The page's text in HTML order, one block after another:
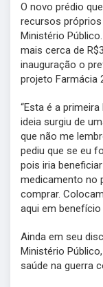
O novo prédio
recursos
Ministério
mais cerca de
inauguração o
projeto Farmácia
“Esta é a
ideia surgiu de
que não me
pediu que se eu
pois iria
medicamento no
comprar.
aqui em
Ainda em seu
Ministério
saúde na guerra